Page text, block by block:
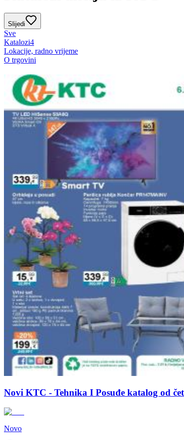
Slijedi
Sve
Katalozi4
Lokacije, radno vrijeme
O trgovini
Novi KTC - Tehnika I Posuđe katalog od
Novo